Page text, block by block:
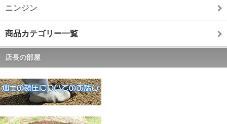
ニンジン
商品カテゴリー一覧
店長の部屋